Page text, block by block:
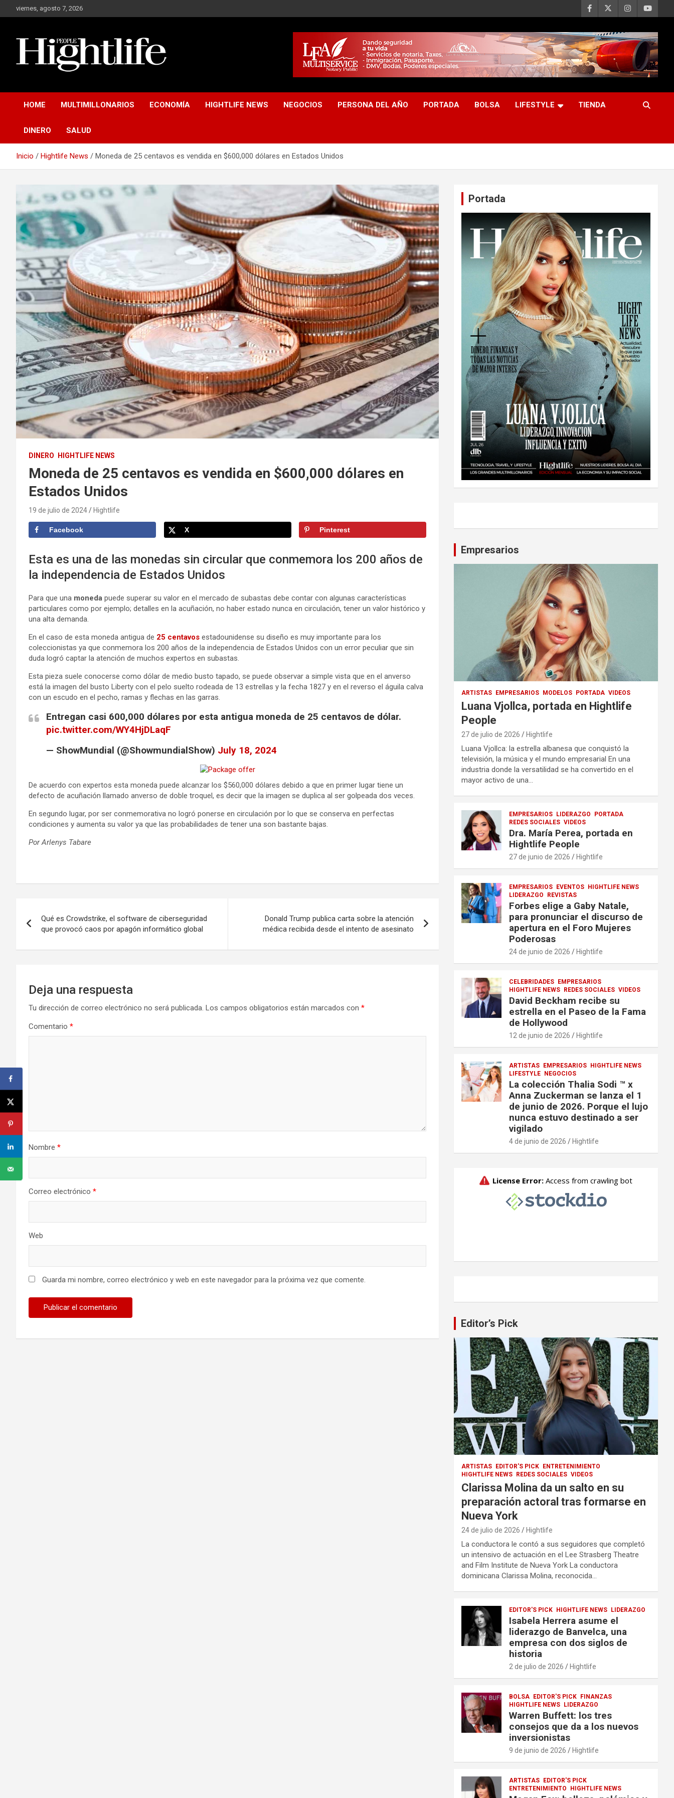
al
viernes, agosto 7, 2026
HOME MULTIMILLONARIOS ECONOMÍA HIGHTLIFE NEWS NEGOCIOS PERSONA DEL AÑO PORTADA BOLSA LIFESTYLE TIENDA
DINERO SALUD
Inicio Hightlife News Moneda de 25 centavos es vendida en $600,000 dólares en Estados Unidos
DINERO HIGHTLIFE NEWS
Moneda de 25 centavos es vendida en $600,000 dólares en
Estados Unidos
19 de julio de 2024 Hightlife
Facebook X Pinterest
Esta es una de las monedas sin circular que conmemora los 200 años de
la independencia de Estados Unidos
Para que una moneda puede superar su valor en el mercado de subastas debe contar con algunas características
particulares como por ejemplo; detalles en la acuñación, no haber estado nunca en circulación, tener un valor histórico y
una alta demanda.
En el caso de esta moneda antigua de 25 centavos estadounidense su diseño es muy importante para los
coleccionistas ya que conmemora los 200 años de la independencia de Estados Unidos con un error peculiar que sin
duda logró captar la atención de muchos expertos en subastas.
Esta pieza suele conocerse como dólar de medio busto tapado, se puede observar a simple vista que en el anverso
está la imagen del busto Liberty con el pelo suelto rodeada de 13 estrellas y la fecha 1827 y en el reverso el águila calva
con un escudo en el pecho, ramas y flechas en las garras.
Entregan casi 600,000 dólares por esta antigua moneda de 25 centavos de dólar.
pic.twitter.com/WY4HjDLaqF
— ShowMundial (@ShowmundialShow) July 18, 2024
De acuerdo con expertos esta moneda puede alcanzar los $560,000 dólares debido a que en primer lugar tiene un
defecto de acuñación llamado anverso de doble troquel, es decir que la imagen se duplica al ser golpeada dos veces.
En segundo lugar, por ser conmemorativa no logró ponerse en circulación por lo que se conserva en perfectas
condiciones y aumenta su valor ya que las probabilidades de tener una son bastante bajas.
Por Arlenys Tabare
de
entradas
Qué es Crowdstrike, el software de ciberseguridad
que provocó caos por apagón informático global
Donald Trump publica carta sobre la atención
médica recibida desde el intento de asesinato
Deja una respuesta
Tu dirección de correo electrónico no será publicada. Los campos obligatorios están marcados con *
Comentario *
Nombre *
Correo electrónico *
Web
Guarda mi nombre, correo electrónico y web en este navegador para la próxima vez que comente.
Portada
Empresarios
ARTISTAS EMPRESARIOS MODELOS PORTADA VIDEOS
Luana Vjollca, portada en Hightlife
People
27 de julio de 2026 Hightlife
Luana Vjollca: la estrella albanesa que conquistó la
televisión, la música y el mundo empresarial En una
industria donde la versatilidad se ha convertido en el
mayor activo de una…
EMPRESARIOS LIDERAZGO
PORTADA
REDES SOCIALES VIDEOS
Dra. María Perea, portada en
Hightlife People
27 de junio de 2026 Hightlife
EMPRESARIOS EVENTOS HIGHTLIFE NEWS
LIDERAZGO
REVISTAS
Forbes elige a Gaby Natale,
para pronunciar el discurso de
apertura en el Foro Mujeres
Poderosas
24 de junio de 2026 Hightlife
CELEBRIDADES EMPRESARIOS
HIGHTLIFE NEWS REDES SOCIALES VIDEOS
David Beckham recibe su
estrella en el Paseo de la Fama
de Hollywood
12 de junio de 2026 Hightlife
ARTISTAS EMPRESARIOS HIGHTLIFE NEWS
LIFESTYLE NEGOCIOS
La colección Thalia Sodi ™ x
Anna Zuckerman se lanza el 1
de junio de 2026. Porque el lujo
nunca estuvo destinado a ser
vigilado
4 de junio de 2026 Hightlife
Editor’s Pick
ARTISTAS EDITOR'S PICK ENTRETENIMIENTO
HIGHTLIFE NEWS REDES SOCIALES VIDEOS
Clarissa Molina da un salto en su
preparación actoral tras formarse en
Nueva York
24 de julio de 2026 Hightlife
La conductora le contó a sus seguidores que completó
un intensivo de actuación en el Lee Strasberg Theatre
and Film Institute de Nueva York La conductora
dominicana Clarissa Molina, reconocida…
EDITOR'S PICK HIGHTLIFE NEWS LIDERAZGO
Isabela Herrera asume el
liderazgo de Banvelca, una
empresa con dos siglos de
historia
2 de julio de 2026 Hightlife
BOLSA EDITOR'S PICK FINANZAS
HIGHTLIFE NEWS LIDERAZGO
Warren Buffett: los tres
consejos que da a los nuevos
inversionistas
9 de junio de 2026 Hightlife
ARTISTAS EDITOR'S PICK
ENTRETENIMIENTO
HIGHTLIFE NEWS